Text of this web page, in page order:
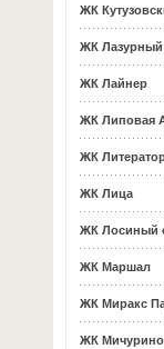
ЖК
ЖК
ЖК Лайнер
ЖК Липовая
ЖК
ЖК Лица
ЖК Лосиный
ЖК Маршал
ЖК Миракс
ЖК Мичурино